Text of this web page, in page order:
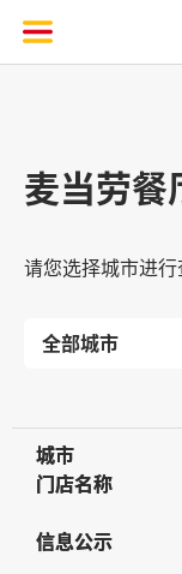
麦当劳餐
请您选择城市进行
城市
城市
门店名称
门店名称
信息公示
信息公示